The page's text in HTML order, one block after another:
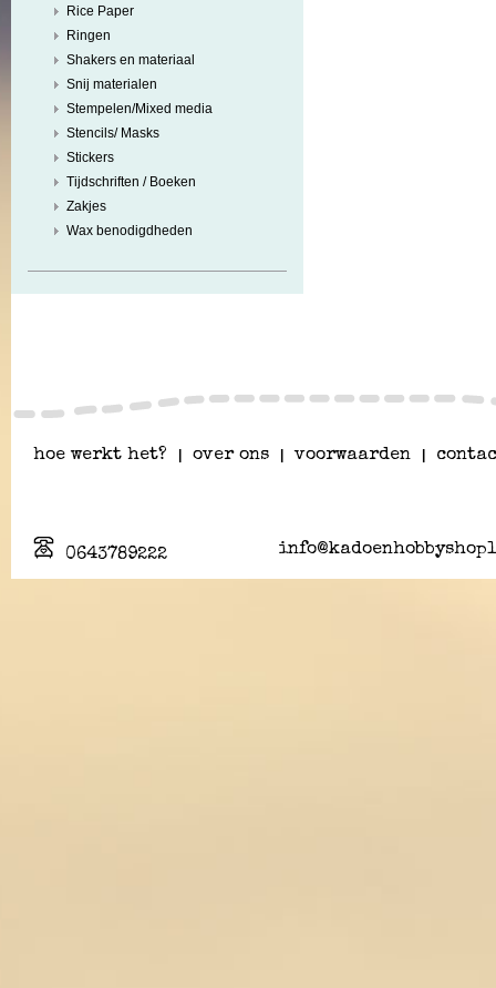
Rice Paper
Ringen
Shakers en materiaal
Snij materialen
Stempelen/Mixed media
Stencils/ Masks
Stickers
Tijdschriften / Boeken
Zakjes
Wax benodigdheden
hoe werkt het? over ons voorwaarden
0643789222